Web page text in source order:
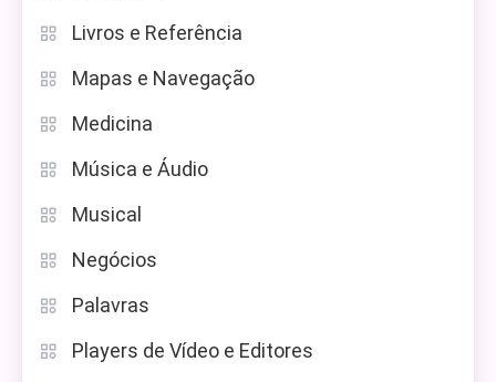
Livros e Referência
Mapas e Navegação
Medicina
Música e Áudio
Musical
Negócios
Palavras
Players de Vídeo e Editores